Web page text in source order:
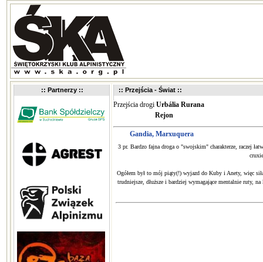
:: Partnerzy :: :: Przejścia - Świat ::
Przejścia drogi Urbália Rurana
Rejon
Gandia, Marxuquera
3 pr. Bardzo fajna droga o "swojskim" charakterze, raczej
Ogółem był to mój piąty(!) wyjazd do Kuby i Anety, więc
trudniejsze, dłuższe i bardziej wymagające mentalnie ruty,